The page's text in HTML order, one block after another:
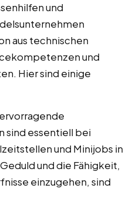
und
aus technischen
und
Hier sind einige
sind essentiell bei
und Minijobs in
und die Fähigkeit,
einzugehen, sind